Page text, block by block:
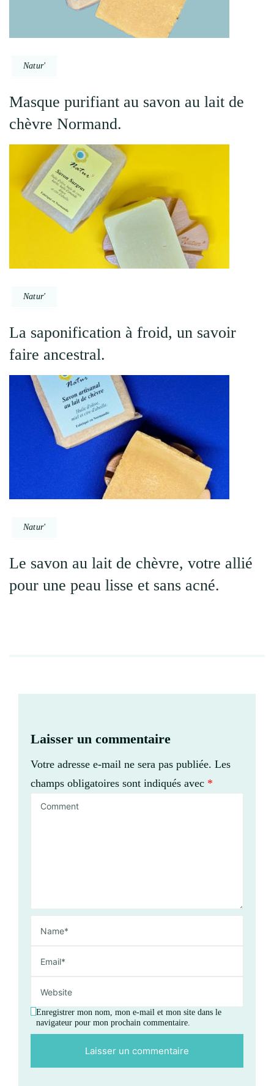
Natur'
Masque purifiant au savon au lait de
chèvre Normand.
Natur'
La saponification à froid, un savoir
faire ancestral.
Natur'
Le savon au lait de chèvre, votre allié
pour une peau lisse et sans acné.
Laisser un commentaire
Votre adresse e-mail ne sera pas publiée. Les
champs obligatoires sont indiqués avec *
Enregistrer mon nom, mon e-mail et mon site dans le
navigateur pour mon prochain commentaire.